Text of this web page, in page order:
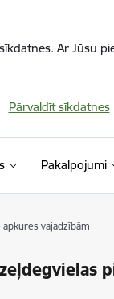
Ar Jūsu
Pārvaldīt sīkdatnes
Pakalpojumi
vajadzībām